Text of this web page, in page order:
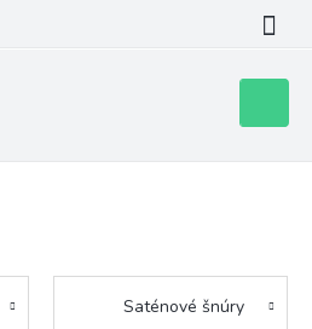
košík
Saténové šnúry